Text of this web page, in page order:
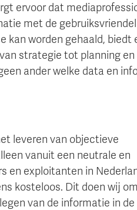
ervoor dat
met de
kan worden gehaald, biedt
strategie tot planning en
ander welke data en
leveren van objectieve
vanuit een neutrale en
en exploitanten in
kosteloos. Dit doen wij
van de informatie in de